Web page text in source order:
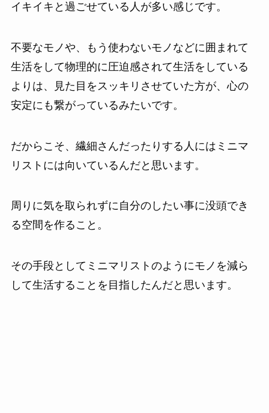
イキイキと過ごせている人が多い感じです。
不要なモノや、もう使わないモノなどに囲まれて
生活をして物理的に圧迫感されて生活をしている
よりは、見た目をスッキリさせていた方が、心の
安定にも繋がっているみたいです。
だからこそ、繊細さんだったりする人にはミニマ
リストには向いているんだと思います。
周りに気を取られずに自分のしたい事に没頭でき
る空間を作ること。
その手段としてミニマリストのようにモノを減ら
して生活することを目指したんだと思います。